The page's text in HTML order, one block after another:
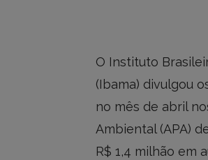
O Instituto
(Ibama) divulgou
no mês de abril
Ambiental (APA)
R$ 1,4 milhão em